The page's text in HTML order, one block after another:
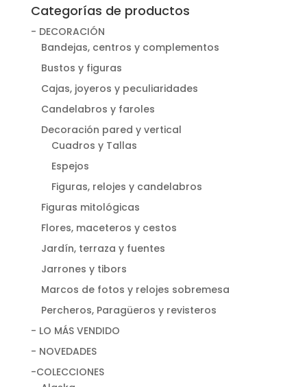
Categorías de productos
- DECORACIÓN
Bandejas, centros y complementos
Bustos y figuras
Cajas, joyeros y peculiaridades
Candelabros y faroles
Decoración pared y vertical
Cuadros y Tallas
Espejos
Figuras, relojes y candelabros
Figuras mitológicas
Flores, maceteros y cestos
Jardín, terraza y fuentes
Jarrones y tibors
Marcos de fotos y relojes sobremesa
Percheros, Paragüeros y revisteros
- LO MÁS VENDIDO
- NOVEDADES
-COLECCIONES